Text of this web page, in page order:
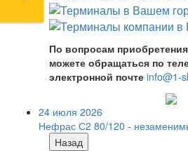
По вопросам
можете обращаться по
электронной почте info@1-
24 июля 2026
Нефрас С2 80/120 -
Назад